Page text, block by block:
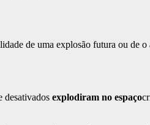
de uma explosão futura ou de
desativados explodiram no espaço